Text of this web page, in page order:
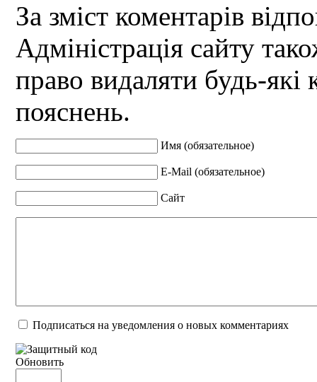
За зміст коментарів
Адміністрація сайту
право видаляти будь-які
пояснень.
Имя (обязательное)
E-Mail (обязательное)
Сайт
Подписаться на уведомления о новых комментариях
Обновить